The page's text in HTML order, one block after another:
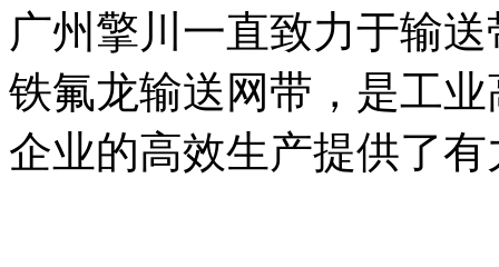
广州擎川一直致力于输
铁氟龙输送网带，是工
企业的高效生产提供了